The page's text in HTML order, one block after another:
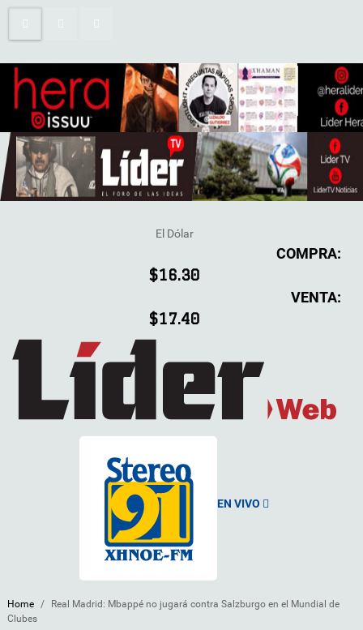
El Dólar
COMPRA:
$16.30
VENTA:
$17.40
EN VIVO
Home /
Real Madrid: Mbappé no jugará contra Salzburgo en el Mundial de
Clubes